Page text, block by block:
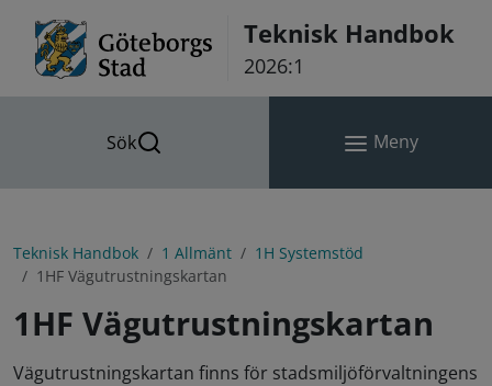
Teknisk Handbok
2026:1
Sök Meny
Teknisk Handbok 1 Allmänt
1H Systemstöd
1HF Vägutrustningskartan
1HF Vägutrustningskartan
Vägutrustningskartan finns för stadsmiljöförvaltningens